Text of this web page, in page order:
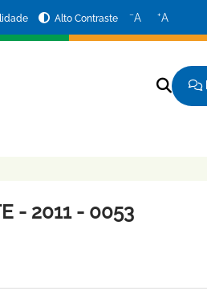
Alto Contraste −A +A
- 2011 - 0053